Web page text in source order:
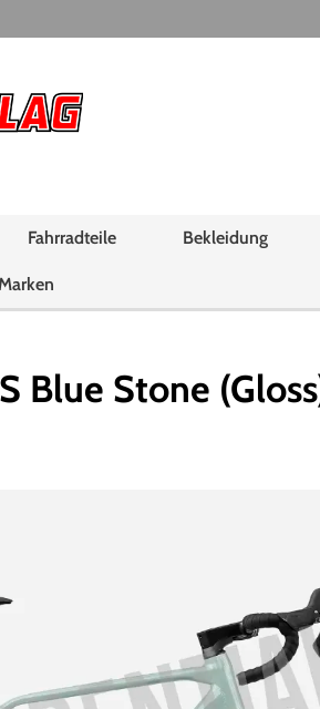
Fahrradteile Bekleidung
Blue Stone